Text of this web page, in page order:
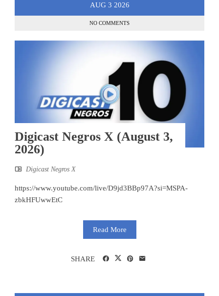
AUG 3 2026
NO COMMENTS
Digicast Negros X (August 3,
2026)
Digicast Negros X
https://www.youtube.com/live/D9jd3BBp97A?si=MSPA-
zbkHFUwwEtC
Read More
SHARE